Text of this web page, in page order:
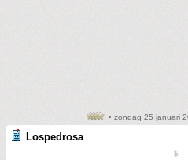
• zondag 25 januari
Lospedrosa
$